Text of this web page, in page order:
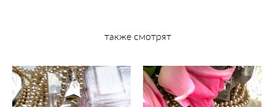
также смотрят